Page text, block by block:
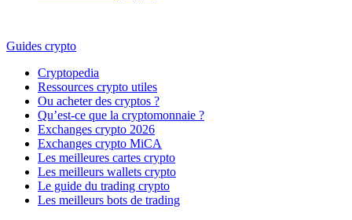
Guides crypto
Cryptopedia
Ressources crypto utiles
Ou acheter des cryptos ?
Qu’est-ce que la cryptomonnaie ?
Exchanges crypto 2026
Exchanges crypto MiCA
Les meilleures cartes crypto
Les meilleurs wallets crypto
Le guide du trading crypto
Les meilleurs bots de trading